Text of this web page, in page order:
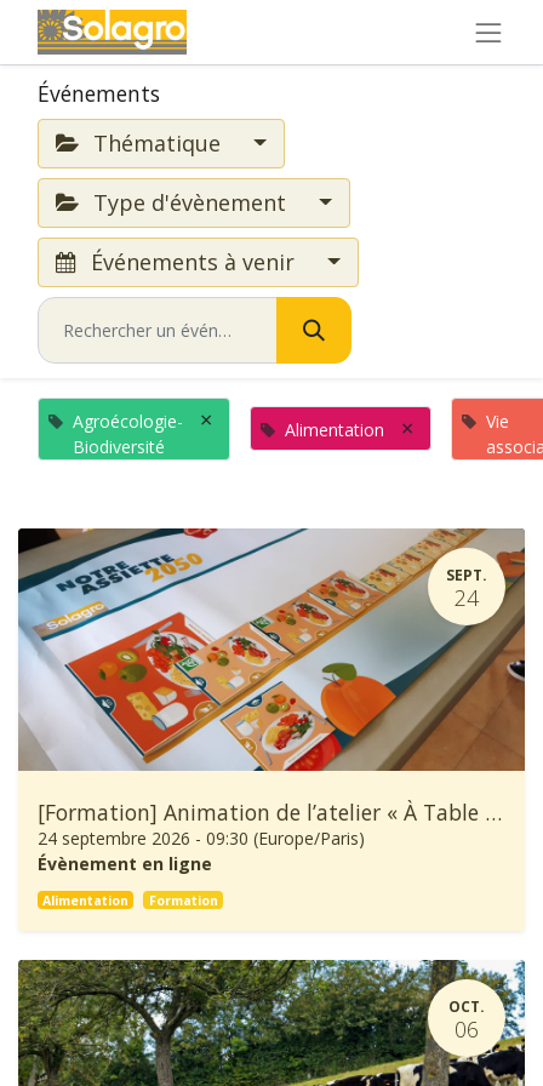
Événements
Thématique
Type d'évènement
Événements à venir
Agroécologie-
Biodiversité
× Alimentation ×
Vie
SEPT.
24
[Formation] Animation de l’atelier « À Table ! »
24 septembre 2026 - 09:30 (Europe/Paris)
Évènement en ligne
Alimentation Formation
OCT.
06